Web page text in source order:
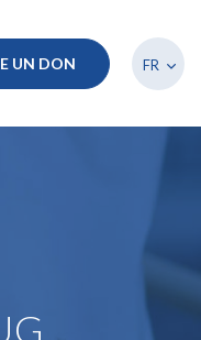
UN DON FR
Lister